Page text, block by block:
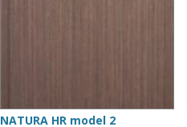
NATURA HR model 2